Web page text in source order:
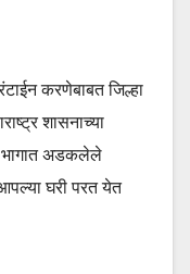
करणेबाबत जिल्हा
शासनाच्या
भागात अडकलेले
घरी परत येत